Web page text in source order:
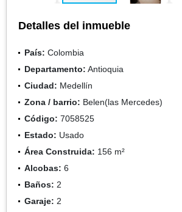
Detalles del inmueble
País: Colombia
Departamento: Antioquia
Ciudad: Medellín
Zona / barrio: Belen(las Mercedes)
Código: 7058525
Estado: Usado
Área Construida: 156 m²
Alcobas: 6
Baños: 2
Garaje: 2